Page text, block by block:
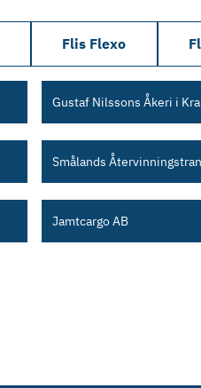
Flis Flexo
Gustaf Nilssons Åkeri i
Smålands
Jamtcargo AB